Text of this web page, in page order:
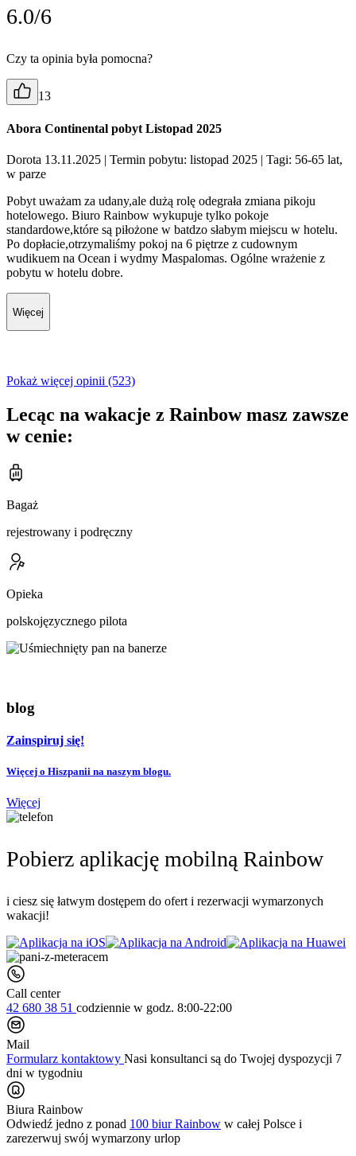
6.0/6
Czy ta opinia była pomocna?
13
Abora Continental pobyt Listopad 2025
Dorota 13.11.2025 | Termin pobytu: listopad 2025 | Tagi: 56-65 lat,
w parze
Pobyt uważam za udany,ale dużą rolę odegrała zmiana pikoju
hotelowego. Biuro Rainbow wykupuje tylko pokoje
standardowe,które są piłożone w batdzo słabym miejscu w hotelu.
Po dopłacie,otrzymaliśmy pokoj na 6 piętrze z cudownym
wudikuem na Ocean i wydmy Maspalomas. Ogólne wrażenie z
pobytu w hotelu dobre.
Więcej
Pokaż więcej opinii (523)
Lecąc na wakacje z Rainbow masz zawsze
w cenie:
Bagaż
rejestrowany i podręczny
Opieka
polskojęzycznego pilota
blog
Zainspiruj się!
Więcej o Hiszpanii na naszym blogu.
Więcej
Pobierz aplikację mobilną Rainbow
i ciesz się łatwym dostępem do ofert i rezerwacji wymarzonych
wakacji!
Call center
42 680 38 51 codziennie w godz. 8:00-22:00
Mail
Formularz kontaktowy Nasi konsultanci są do Twojej dyspozycji 7
dni w tygodniu
Biura Rainbow
Odwiedź jedno z ponad 100 biur Rainbow w całej Polsce i
zarezerwuj swój wymarzony urlop